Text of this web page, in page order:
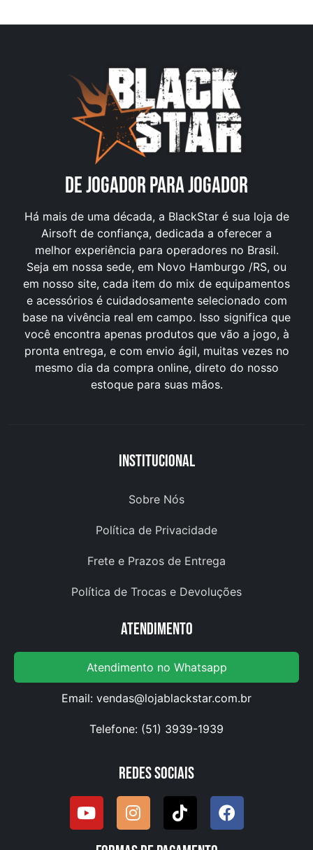
DE JOGADOR PARA JOGADOR
Há mais de uma década, a BlackStar é sua loja de
Airsoft de confiança, dedicada a oferecer a
melhor experiência para operadores no Brasil.
Seja em nossa sede, em Novo Hamburgo /RS, ou
em nosso site, cada item do mix de equipamentos
e acessórios é cuidadosamente selecionado com
base na vivência real em campo. Isso significa que
você encontra apenas produtos que vão a jogo, à
pronta entrega, e com envio ágil, muitas vezes no
mesmo dia da compra online, direto do nosso
estoque para suas mãos.
Institucional
Sobre Nós
Política de Privacidade
Frete e Prazos de Entrega
Política de Trocas e Devoluções
Atendimento
Atendimento no Whatsapp
Email: vendas@lojablackstar.com.br
Telefone: (51) 3939-1939
Redes Sociais